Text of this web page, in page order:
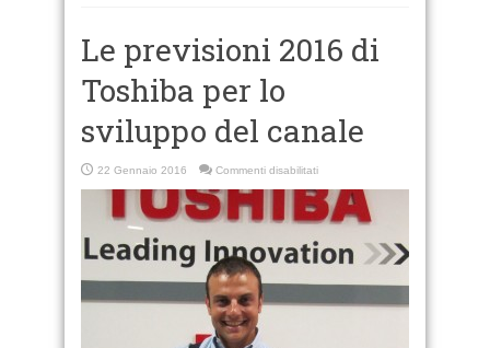
Le previsioni 2016 di
Toshiba per lo
sviluppo del canale
22 Gennaio 2016 Commenti disabilitatisu
previsioni
2016
di
per
lo
sviluppo
canale